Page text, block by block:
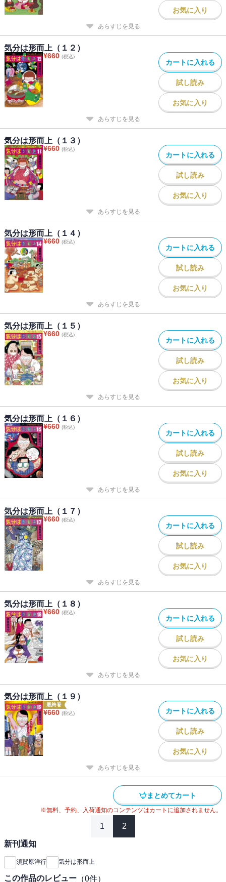
お気に入り
あらすじを見る
気分は形而上（１２）
¥660 (税込)
カートに入れる
試し読み
お気に入り
あらすじを見る
気分は形而上（１３）
¥660 (税込)
カートに入れる
試し読み
お気に入り
あらすじを見る
気分は形而上（１４）
¥660 (税込)
カートに入れる
試し読み
お気に入り
あらすじを見る
気分は形而上（１５）
¥660 (税込)
カートに入れる
試し読み
お気に入り
あらすじを見る
気分は形而上（１６）
¥660 (税込)
カートに入れる
試し読み
お気に入り
あらすじを見る
気分は形而上（１７）
¥660 (税込)
カートに入れる
試し読み
お気に入り
あらすじを見る
気分は形而上（１８）
¥660 (税込)
カートに入れる
試し読み
お気に入り
あらすじを見る
気分は形而上（１９）
最終巻
¥660 (税込) カートに入れる
試し読み
お気に入り
あらすじを見る
まとめてカート
※無料、予約、入荷通知のコンテンツはカートに追加されません。
1 2
新刊通知
須賀原洋行 気分は形而上
この作品のレビュー （0件）